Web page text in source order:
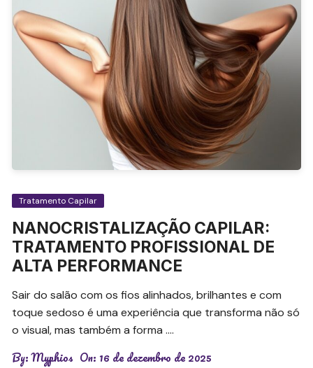
Tratamento Capilar
NANOCRISTALIZAÇÃO CAPILAR:
TRATAMENTO PROFISSIONAL DE
ALTA PERFORMANCE
Sair do salão com os fios alinhados, brilhantes e com
toque sedoso é uma experiência que transforma não só
o visual, mas também a forma ….
By:Myphios On: 16 de dezembro de 2025